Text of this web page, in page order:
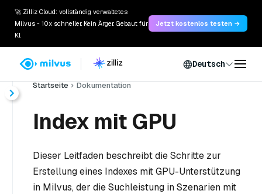
🚀 Zilliz Cloud: vollständig verwaltetes
Milvus - 10x schneller. Kein Ärger. Gebaut für
KI.
Jetzt kostenlos testen →
Deutsch
Startseite Dokumentation
Index mit GPU
Dieser Leitfaden beschreibt die Schritte zur
Erstellung eines Indexes mit GPU-Unterstützung
in Milvus, der die Suchleistung in Szenarien mit